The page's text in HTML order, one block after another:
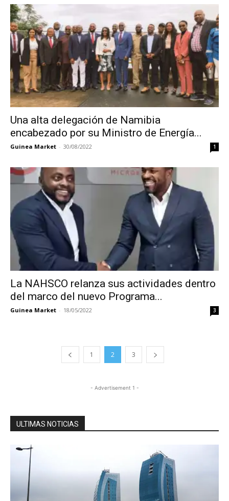
Una alta delegación de Namibia
encabezado por su Ministro de Energía...
Guinea Market - 30/08/2022 1
La NAHSCO relanza sus actividades dentro
del marco del nuevo Programa...
Guinea Market - 18/05/2022 3
1 2 3
- Advertisement 1 -
ULTIMAS NOTICIAS